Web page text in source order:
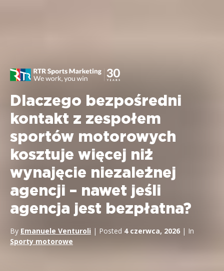
Dlaczego bezpośredni
kontakt z zespołem
sportów motorowych
kosztuje więcej niż
wynajęcie niezależnej
agencji – nawet jeśli
agencja jest bezpłatna?
By Emanuele Venturoli | Posted 4 czerwca, 2026 | In
Sporty motorowe